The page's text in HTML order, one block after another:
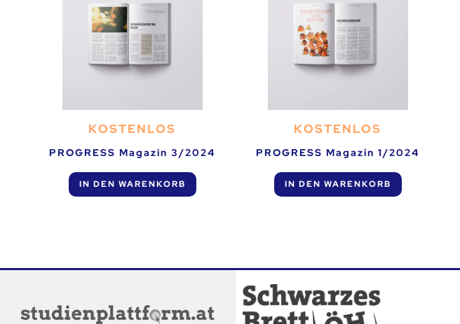
KOSTENLOS
PROGRESS Magazin 3/2024
IN DEN WARENKORB
KOSTENLOS
PROGRESS Magazin 1/2024
IN DEN WARENKORB